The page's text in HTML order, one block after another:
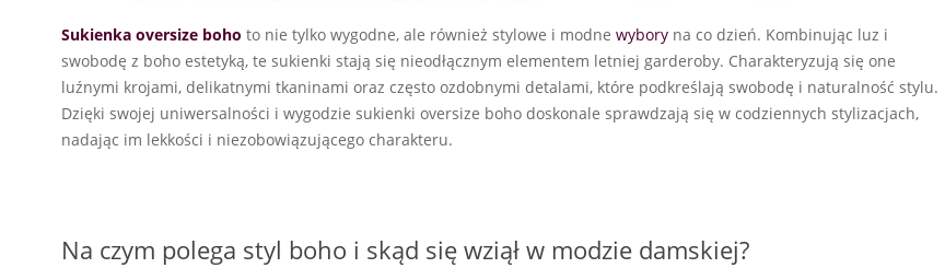
Sukienka oversize boho to nie tylko wygodne, ale również stylowe i modne wybory na co dzień. Kombinując luz i
swobodę z boho estetyką, te sukienki stają się nieodłącznym elementem letniej garderoby. Charakteryzują się one
luźnymi krojami, delikatnymi tkaninami oraz często ozdobnymi detalami, które podkreślają swobodę i naturalność stylu.
Dzięki swojej uniwersalności i wygodzie sukienki oversize boho doskonale sprawdzają się w codziennych stylizacjach,
nadając im lekkości i niezobowiązującego charakteru.
Na czym polega styl boho i skąd się wziął w modzie damskiej?